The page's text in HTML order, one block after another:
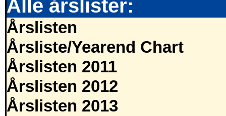
Alle årslister:
Årslisten
Årsliste/Yearend Chart
Årslisten 2011
Årslisten 2012
Årslisten 2013